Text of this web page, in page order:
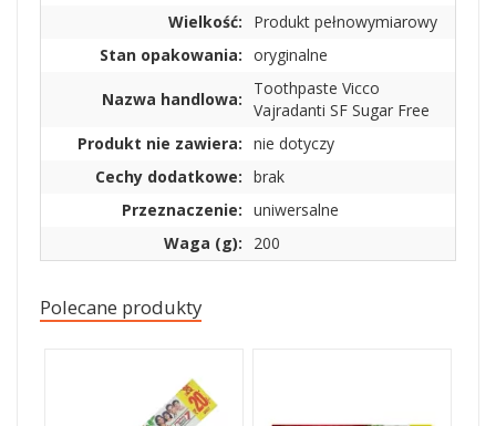
Wielkość:
Produkt pełnowymiarowy
Stan opakowania: oryginalne
Nazwa handlowa:
Toothpaste Vicco
Vajradanti SF Sugar Free
Produkt nie zawiera: nie dotyczy
Cechy dodatkowe: brak
Przeznaczenie: uniwersalne
Waga (g):
200
Polecane produkty